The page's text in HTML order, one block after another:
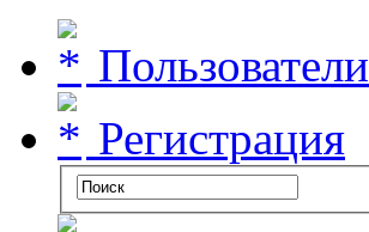
Пользователи
Регистрация